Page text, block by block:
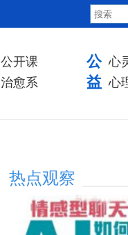
公开课
治愈系
公
益
心
心
热点观察